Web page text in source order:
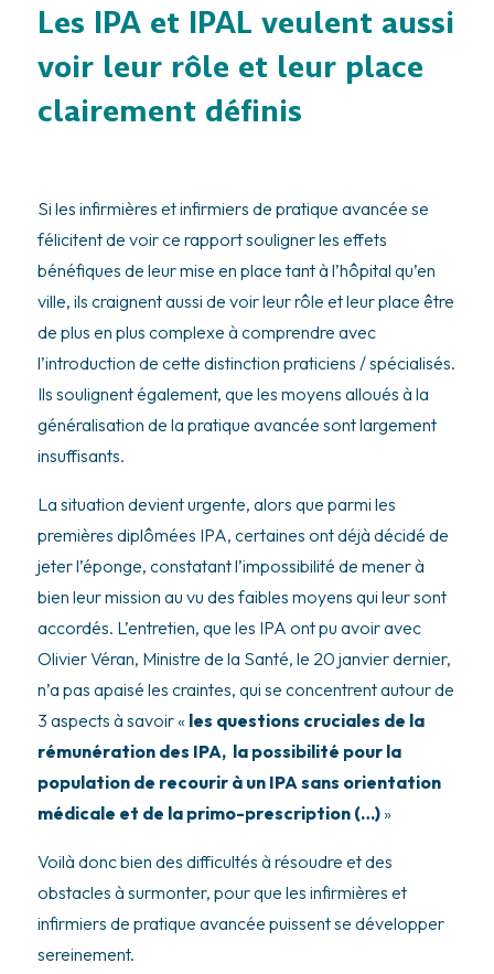
Les IPA et IPAL veulent aussi
voir leur rôle et leur place
clairement définis
Si les infirmières et infirmiers de pratique avancée se
félicitent de voir ce rapport souligner les effets
bénéfiques de leur mise en place tant à l’hôpital qu’en
ville, ils craignent aussi de voir leur rôle et leur place être
de plus en plus complexe à comprendre avec
l’introduction de cette distinction praticiens / spécialisés.
Ils soulignent également, que les moyens alloués à la
généralisation de la pratique avancée sont largement
insuffisants.
La situation devient urgente, alors que parmi les
premières diplômées IPA, certaines ont déjà décidé de
jeter l’éponge, constatant l’impossibilité de mener à
bien leur mission au vu des faibles moyens qui leur sont
accordés. L’entretien, que les IPA ont pu avoir avec
Olivier Véran, Ministre de la Santé, le 20 janvier dernier,
n’a pas apaisé les craintes, qui se concentrent autour de
3 aspects à savoir « les questions cruciales de la
rémunération des IPA, la possibilité pour la
population de recourir à un IPA sans orientation
médicale et de la primo-prescription (…)»
Voilà donc bien des difficultés à résoudre et des
obstacles à surmonter, pour que les infirmières et
infirmiers de pratique avancée puissent se développer
sereinement.